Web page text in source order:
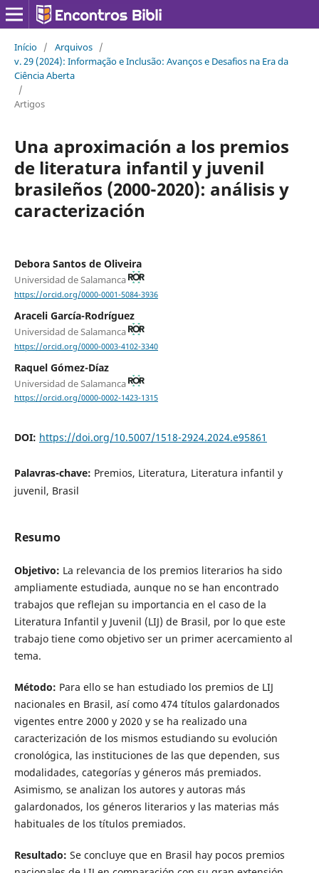
Início / Arquivos /
v. 29 (2024): Informação e Inclusão: Avanços e Desafios na Era da
Ciência Aberta
/
Artigos
Una aproximación a los premios
de literatura infantil y juvenil
brasileños (2000-2020): análisis y
caracterización
Debora Santos de Oliveira
Universidad de Salamanca
https://orcid.org/0000-0001-5084-3936
Araceli García-Rodríguez
Universidad de Salamanca
https://orcid.org/0000-0003-4102-3340
Raquel Gómez-Díaz
Universidad de Salamanca
https://orcid.org/0000-0002-1423-1315
DOI: https://doi.org/10.5007/1518-2924.2024.e95861
Palavras-chave: Premios, Literatura, Literatura infantil y
juvenil, Brasil
Resumo
Objetivo: La relevancia de los premios literarios ha sido
ampliamente estudiada, aunque no se han encontrado
trabajos que reflejan su importancia en el caso de la
Literatura Infantil y Juvenil (LIJ) de Brasil, por lo que este
trabajo tiene como objetivo ser un primer acercamiento al
tema.
Método: Para ello se han estudiado los premios de LIJ
nacionales en Brasil, así como 474 títulos galardonados
vigentes entre 2000 y 2020 y se ha realizado una
caracterización de los mismos estudiando su evolución
cronológica, las instituciones de las que dependen, sus
modalidades, categorías y géneros más premiados.
Asimismo, se analizan los autores y autoras más
galardonados, los géneros literarios y las materias más
habituales de los títulos premiados.
Resultado: Se concluye que en Brasil hay pocos premios